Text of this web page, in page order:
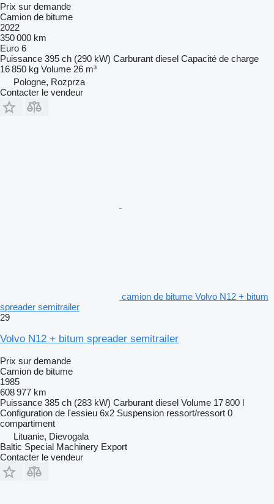
Prix sur demande
Camion de bitume
2022
350 000 km
Euro 6
Puissance 395 ch (290 kW) Carburant diesel Capacité de charge
16 850 kg Volume 26 m³
Pologne, Rozprza
Contacter le vendeur
camion de bitume Volvo N12 + bitum
spreader semitrailer
29
Volvo N12 + bitum spreader semitrailer
Prix sur demande
Camion de bitume
1985
608 977 km
Puissance 385 ch (283 kW) Carburant diesel Volume 17 800 l
Configuration de l'essieu 6x2 Suspension ressort/ressort 0
compartiment
Lituanie, Dievogala
Baltic Special Machinery Export
Contacter le vendeur